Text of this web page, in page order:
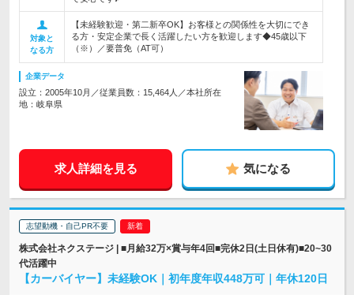
対象と
なる方
【未経験歓迎・第二新卒OK】お客様との関係性を大切にでき
る方・安定企業で長く活躍したい方を歓迎します◆45歳以下
（※）／要普免（AT可）
企業データ
設立：2005年10月／従業員数：15,464人／本社所在
地：岐阜県
求人詳細を見る 気になる
志望動機・自己PR不要
株式会社ネクステージ | ■月給32万×賞与年4回■完休2日(土日休有)■20~30
代活躍中
【カーバイヤー】未経験OK｜初年度年収448万可｜年休120日